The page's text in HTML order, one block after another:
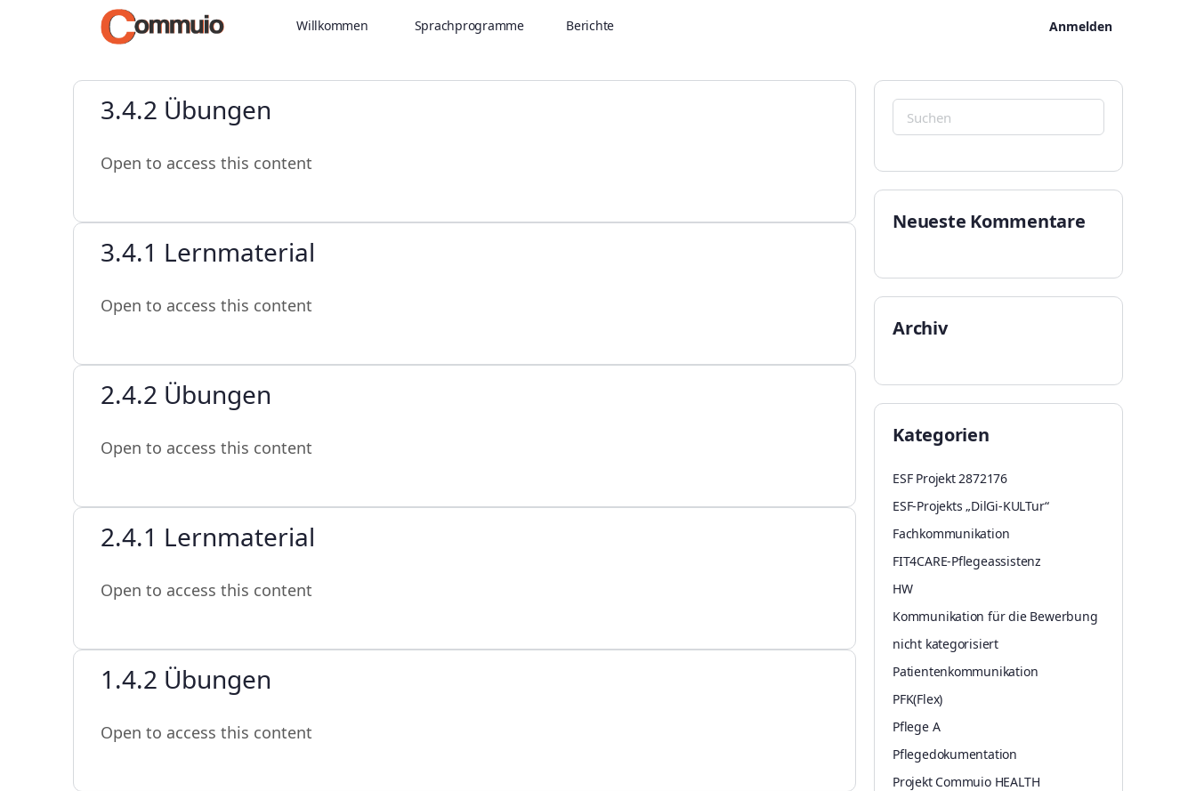
Willkommen Sprachprogramme Berichte Anmelden
3.4.2 Übungen
Open to access this content
3.4.1 Lernmaterial
Open to access this content
2.4.2 Übungen
Open to access this content
2.4.1 Lernmaterial
Open to access this content
1.4.2 Übungen
Open to access this content
Suchen
nach:
Neueste Kommentare
Archiv
Kategorien
ESF Projekt 2872176
ESF-Projekts „DilGi-KULTur“
Fachkommunikation
FIT4CARE-Pflegeassistenz
HW
Kommunikation für die Bewerbung
nicht kategorisiert
Patientenkommunikation
PFK(Flex)
Pflege A
Pflegedokumentation
Projekt Commuio HEALTH